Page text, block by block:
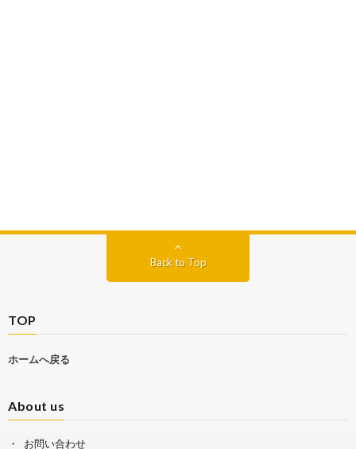
Back to Top
TOP
ホームへ戻る
About us
お問い合わせ